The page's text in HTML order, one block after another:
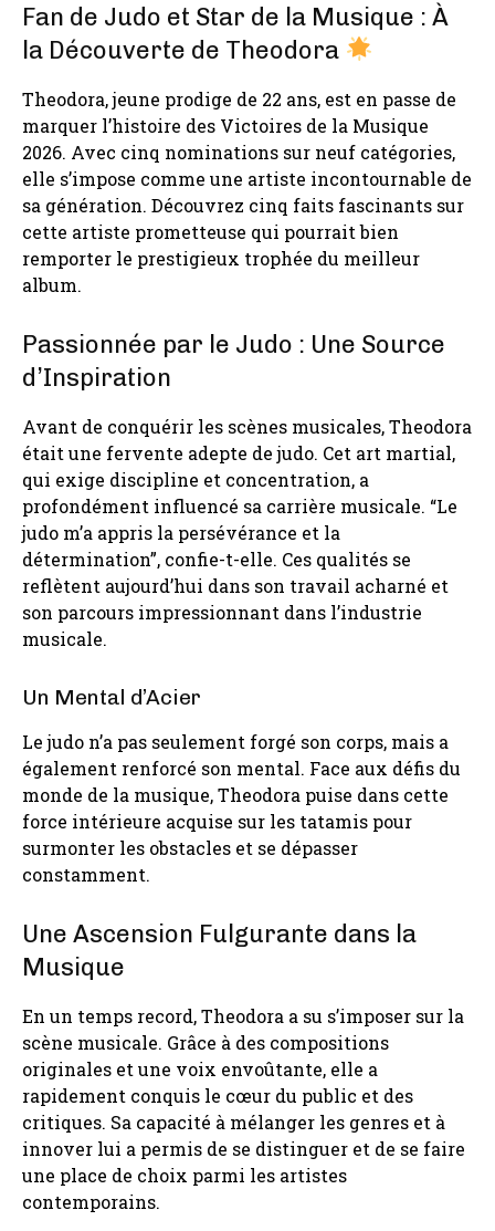
Fan de Judo et Star de la Musique : À
la Découverte de Theodora
Theodora, jeune prodige de 22 ans, est en passe de
marquer l’histoire des Victoires de la Musique
2026. Avec cinq nominations sur neuf catégories,
elle s’impose comme une artiste incontournable de
sa génération. Découvrez cinq faits fascinants sur
cette artiste prometteuse qui pourrait bien
remporter le prestigieux trophée du meilleur
album.
Passionnée par le Judo : Une Source
d’Inspiration
Avant de conquérir les scènes musicales, Theodora
était une fervente adepte de judo. Cet art martial,
qui exige discipline et concentration, a
profondément influencé sa carrière musicale. “Le
judo m’a appris la persévérance et la
détermination”, confie-t-elle. Ces qualités se
reflètent aujourd’hui dans son travail acharné et
son parcours impressionnant dans l’industrie
musicale.
Un Mental d’Acier
Le judo n’a pas seulement forgé son corps, mais a
également renforcé son mental. Face aux défis du
monde de la musique, Theodora puise dans cette
force intérieure acquise sur les tatamis pour
surmonter les obstacles et se dépasser
constamment.
Une Ascension Fulgurante dans la
Musique
En un temps record, Theodora a su s’imposer sur la
scène musicale. Grâce à des compositions
originales et une voix envoûtante, elle a
rapidement conquis le cœur du public et des
critiques. Sa capacité à mélanger les genres et à
innover lui a permis de se distinguer et de se faire
une place de choix parmi les artistes
contemporains.